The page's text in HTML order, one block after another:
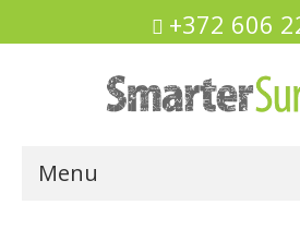
+372 606
Menu